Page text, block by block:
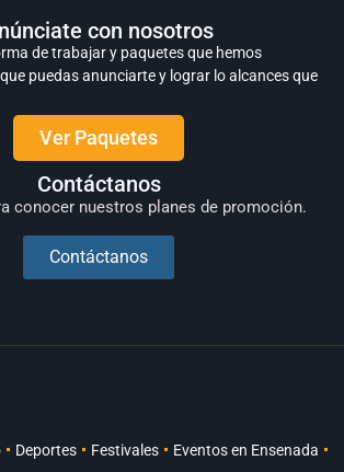
con nosotros
de trabajar y paquetes que hemos
puedas anunciarte y lograr lo alcances que
Ver Paquetes
Contáctanos
conocer nuestros planes de promoción.
Contáctanos
Deportes Festivales
Eventos en Ensenada